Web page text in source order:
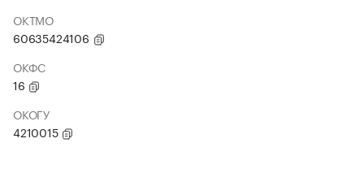
ОКТМО
60635424106
ОКФС
16
ОКОГУ
4210015